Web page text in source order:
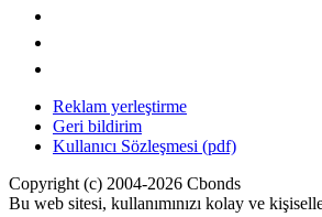
Reklam yerleştirme
Geri bildirim
Kullanıcı Sözleşmesi (pdf)
Copyright (c) 2004-2026 Cbonds
Bu web sitesi, kullanımınızı kolay ve